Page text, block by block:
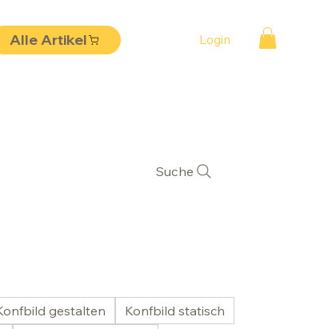
Alle Artikel Login
gestalten
Konfbild statisch
Suche